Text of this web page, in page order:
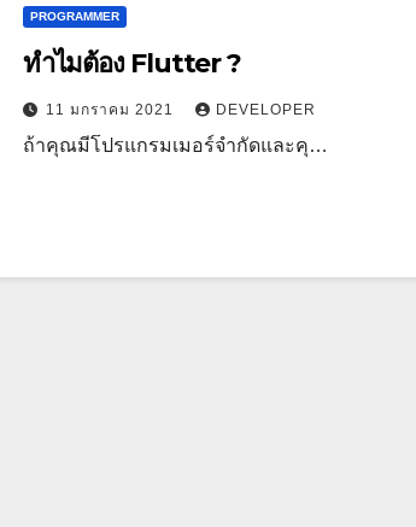
PROGRAMMER
ทำไมต้อง Flutter ?
11 มกราคม 2021 DEVELOPER
ถ้าคุณมีโปรแกรมเมอร์จำกัดและคุ…